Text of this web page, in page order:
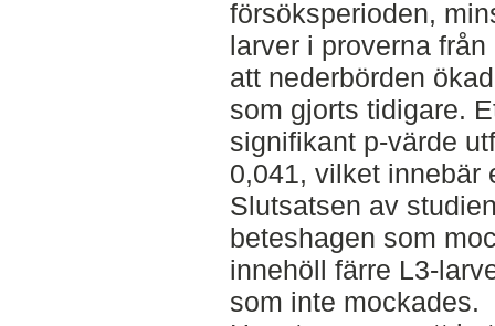
försöksperioden,
larver i proverna
att nederbörden
som gjorts tidigare.
signifikant p-värde
0,041, vilket innebär
Slutsatsen av
beteshagen som
innehöll färre L3-
som inte mockades.